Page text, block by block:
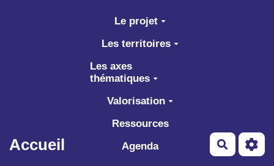
Aller au contenu principal
Accueil
Le projet
Les territoires
Les axes
thématiques
Valorisation
Ressources
Agenda